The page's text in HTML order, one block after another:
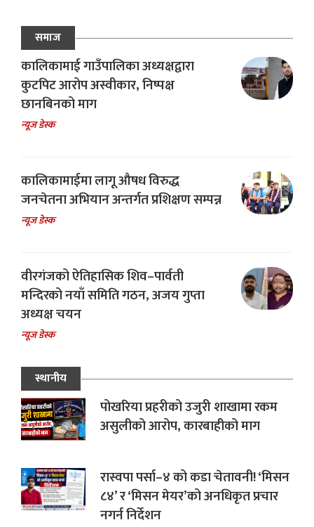
समाज
कालिकामाई गाउँपालिका अध्यक्षद्वारा
कुटपिट आरोप अस्वीकार, निष्पक्ष
छानबिनको माग
न्यूज डेस्क
कालिकामाईमा लागू औषध विरुद्ध
जनचेतना अभियान अन्तर्गत प्रशिक्षण सम्पन्न
न्यूज डेस्क
वीरगंजको ऐतिहासिक शिव–पार्वती
मन्दिरको नयाँ समिति गठन, अजय गुप्ता
अध्यक्ष चयन
न्यूज डेस्क
स्थानीय
पोखरिया प्रहरीको उजुरी शाखामा रकम
असुलीको आरोप, कारबाहीको माग
रास्वपा पर्सा–४ को कडा चेतावनी! ‘मिसन
८४’ र ‘मिसन मेयर’को अनधिकृत प्रचार
नगर्न निर्देशन